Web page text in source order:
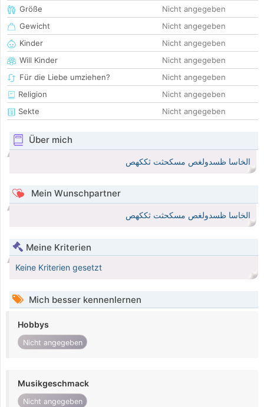
Größe
Nicht angegeben
Gewicht
Nicht angegeben
Kinder
Nicht angegeben
Will Kinder
Nicht angegeben
Für die Liebe umziehen?
Nicht angegeben
Religion
Nicht angegeben
Sekte
Nicht angegeben
Über mich
الخاسا ظسدولغص مسكحثت ثككهص
Mein Wunschpartner
الخاسا ظسدولغص مسكحثت ثككهص
Meine Kriterien
Keine Kriterien gesetzt
Mich besser kennenlernen
Hobbys
Nicht angegeben
Musikgeschmack
Nicht angegeben